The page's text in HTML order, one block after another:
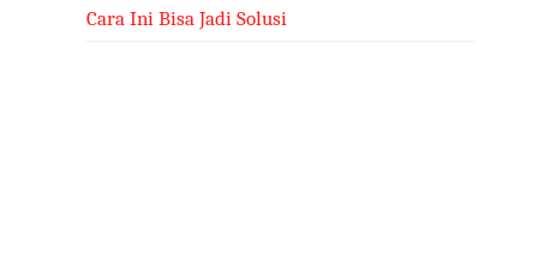
Cara Ini Bisa Jadi Solusi